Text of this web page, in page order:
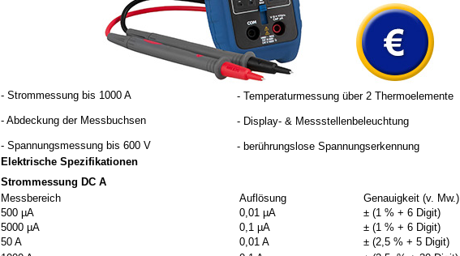
- Strommessung bis 1000 A
- Abdeckung der Messbuchsen
- Spannungsmessung bis 600 V
- Temperaturmessung über 2 Thermoelemente
- Display- & Messstellenbeleuchtung
- berührungslose Spannungserkennung
Elektrische Spezifikationen
Strommessung DC A
Messbereich
Auflösung
Genauigkeit (v. Mw.)
500 µA
0,01 µA
± (1 % + 6 Digit)
5000 µA
0,1 µA
± (1 % + 6 Digit)
50 A
0,01 A
± (2,5 % + 5 Digit)